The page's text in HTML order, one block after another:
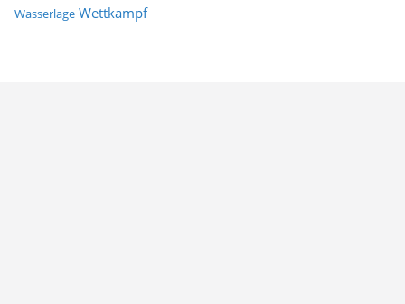
Wasserlage Wettkampf